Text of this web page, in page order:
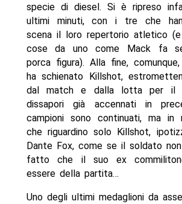
specie di diesel. Si è ripreso
ultimi minuti, con i tre che
scena il loro repertorio atletico
cose da uno come Mack fa
porca figura). Alla fine,
ha schienato Killshot,
dal match e dalla lotta per il
dissapori già accennati in
campioni sono continuati, ma in
che riguardino solo Killshot,
Dante Fox, come se il soldato
fatto che il suo ex
essere della partita…
Uno degli ultimi medaglioni da